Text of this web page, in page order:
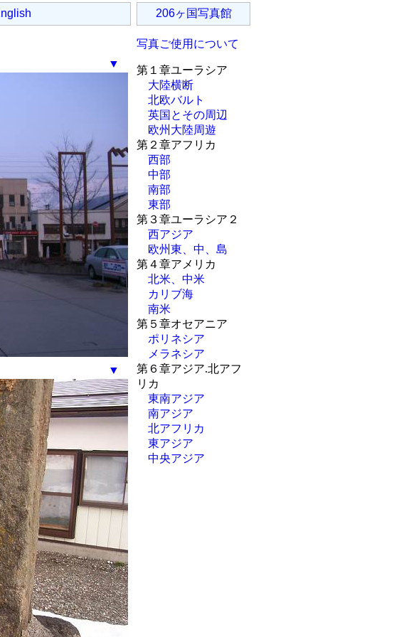
▼
▼
206ヶ国写真館
写真ご使用について
第１章ユーラシア
大陸横断
北欧バルト
英国とその周辺
欧州大陸周遊
第２章アフリカ
西部
中部
南部
東部
第３章ユーラシア２
西アジア
欧州東、中、島
第４章アメリカ
北米、中米
カリブ海
南米
第５章オセアニア
ポリネシア
メラネシア
第６章アジア.北アフ
リカ
東南アジア
南アジア
北アフリカ
東アジア
中央アジア